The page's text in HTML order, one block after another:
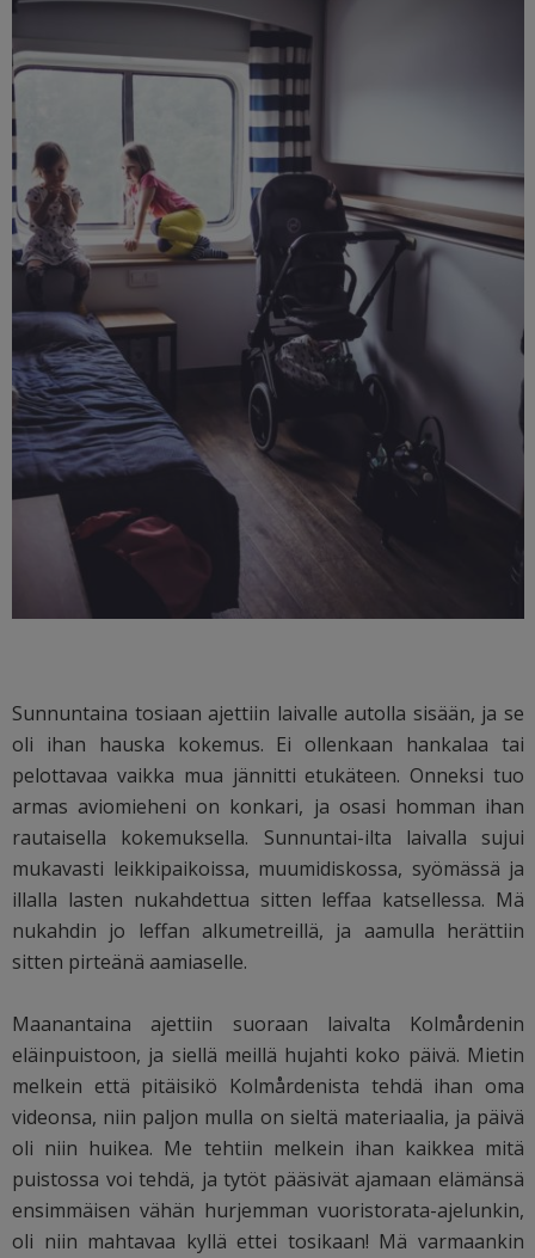
Sunnuntaina tosiaan ajettiin laivalle autolla sisään, ja se
oli ihan hauska kokemus. Ei ollenkaan hankalaa tai
pelottavaa vaikka mua jännitti etukäteen. Onneksi tuo
armas aviomieheni on konkari, ja osasi homman ihan
rautaisella kokemuksella. Sunnuntai-ilta laivalla sujui
mukavasti leikkipaikoissa, muumidiskossa, syömässä ja
illalla lasten nukahdettua sitten leffaa katsellessa. Mä
nukahdin jo leffan alkumetreillä, ja aamulla herättiin
sitten pirteänä aamiaselle.
Maanantaina ajettiin suoraan laivalta Kolmårdenin
eläinpuistoon, ja siellä meillä hujahti koko päivä. Mietin
melkein että pitäisikö Kolmårdenista tehdä ihan oma
videonsa, niin paljon mulla on sieltä materiaalia, ja päivä
oli niin huikea. Me tehtiin melkein ihan kaikkea mitä
puistossa voi tehdä, ja tytöt pääsivät ajamaan elämänsä
ensimmäisen vähän hurjemman vuoristorata-ajelunkin,
oli niin mahtavaa kyllä ettei tosikaan! Mä varmaankin